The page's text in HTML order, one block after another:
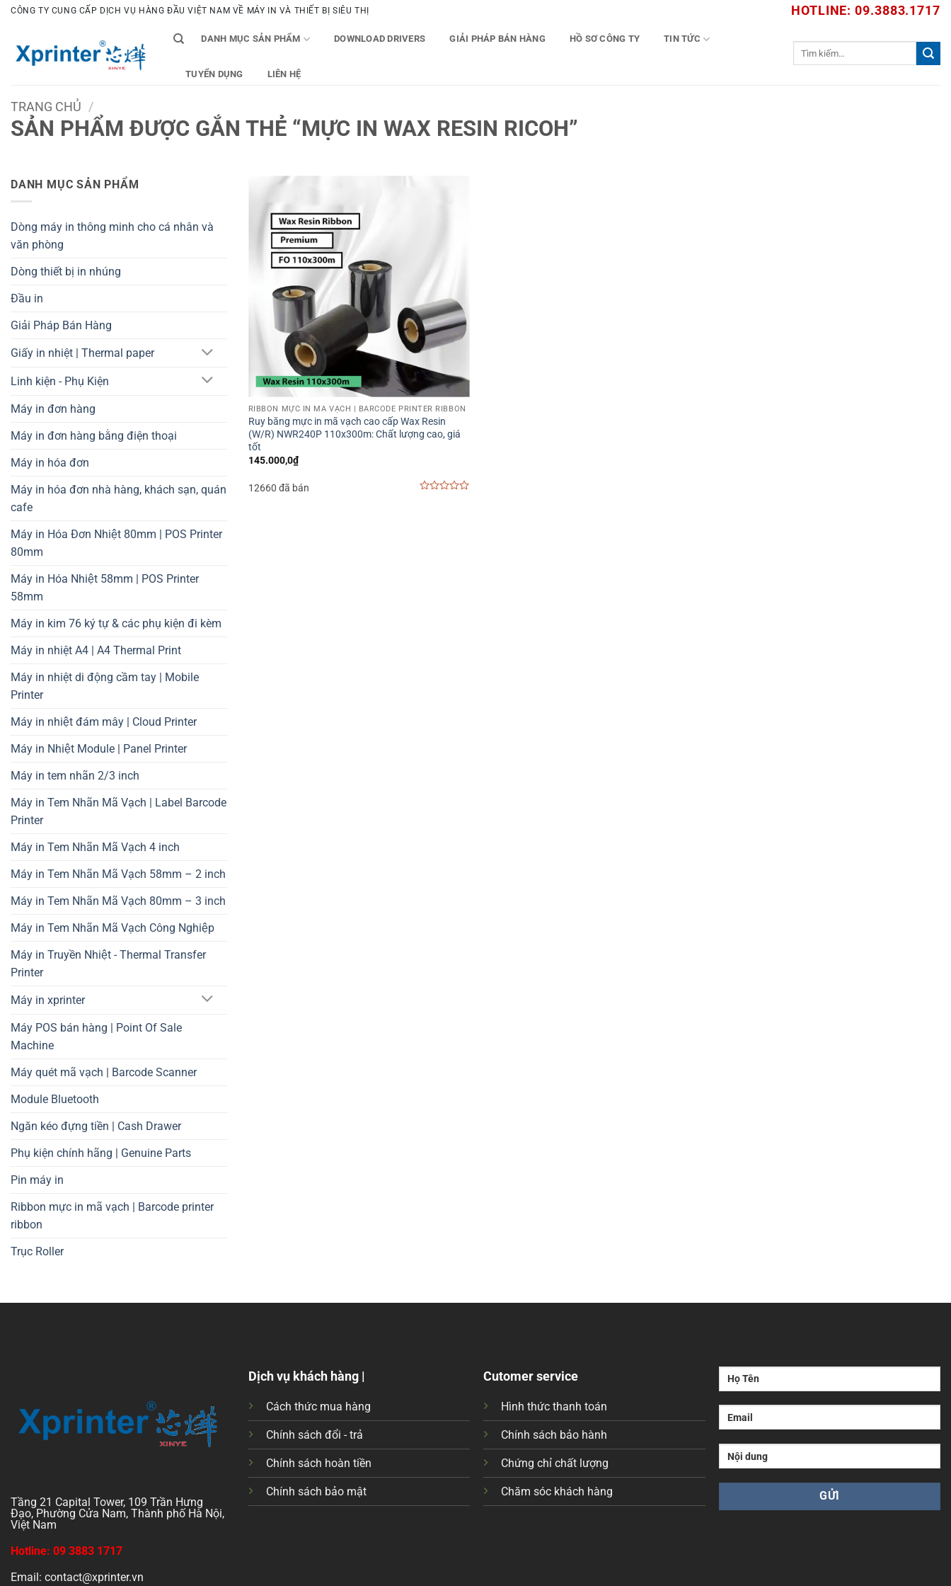
Bỏ
dung
CÔNG TY CUNG CẤP DỊCH VỤ HÀNG ĐẦU VIỆT NAM VỀ MÁY IN VÀ THIẾT BỊ SIÊU THỊ HOTLINE: 09.3883.1717
DANH MỤC SẢN PHẨM DOWNLOAD DRIVERS GIẢI PHÁP BÁN HÀNG HỒ SƠ CÔNG TY TIN TỨC
TUYỂN DỤNG LIÊN HỆ
TRANG CHỦ /
SẢN PHẨM ĐƯỢC GẮN THẺ “MỰC IN WAX RESIN RICOH”
DANH MỤC SẢN PHẨM
Dòng máy in thông minh cho cá nhân và
văn phòng
Dòng thiết bị in nhúng
Đầu in
Giải Pháp Bán Hàng
Giấy in nhiệt | Thermal paper
Linh kiện - Phụ Kiện
Máy in đơn hàng
Máy in đơn hàng bằng điện thoại
Máy in hóa đơn
Máy in hóa đơn nhà hàng, khách sạn, quán
cafe
Máy in Hóa Đơn Nhiệt 80mm | POS Printer
80mm
Máy in Hóa Nhiệt 58mm | POS Printer
58mm
Máy in kim 76 ký tự & các phụ kiện đi kèm
Máy in nhiệt A4 | A4 Thermal Print
Máy in nhiệt di động cầm tay | Mobile
Printer
Máy in nhiệt đám mây | Cloud Printer
Máy in Nhiệt Module | Panel Printer
Máy in tem nhãn 2/3 inch
Máy in Tem Nhãn Mã Vạch | Label Barcode
Printer
Máy in Tem Nhãn Mã Vạch 4 inch
Máy in Tem Nhãn Mã Vạch 58mm – 2 inch
Máy in Tem Nhãn Mã Vạch 80mm – 3 inch
Máy in Tem Nhãn Mã Vạch Công Nghiệp
Máy in Truyền Nhiệt - Thermal Transfer
Printer
Máy in xprinter
Máy POS bán hàng | Point Of Sale
Machine
Máy quét mã vạch | Barcode Scanner
Module Bluetooth
Ngăn kéo đựng tiền | Cash Drawer
Phụ kiện chính hãng | Genuine Parts
Pin máy in
Ribbon mực in mã vạch | Barcode printer
ribbon
Trục Roller
RIBBON MỰC IN MÃ VẠCH | BARCODE PRINTER RIBBON
Ruy băng mực in mã vạch cao cấp Wax Resin
(W/R) NWR240P 110x300m: Chất lượng cao, giá
tốt
145.000,0₫
12660 đã bán
Tầng 21 Capital Tower, 109 Trần Hưng
Đạo, Phường Cửa Nam, Thành phố Hà Nội,
Việt Nam
Hotline: 09 3883 1717
Email: contact@xprinter.vn
Dịch vụ khách hàng |
Cách thức mua hàng
Chính sách đổi - trả
Chính sách hoàn tiền
Chính sách bảo mật
Cutomer service
Hình thức thanh toán
Chính sách bảo hành
Chứng chỉ chất lượng
Chăm sóc khách hàng